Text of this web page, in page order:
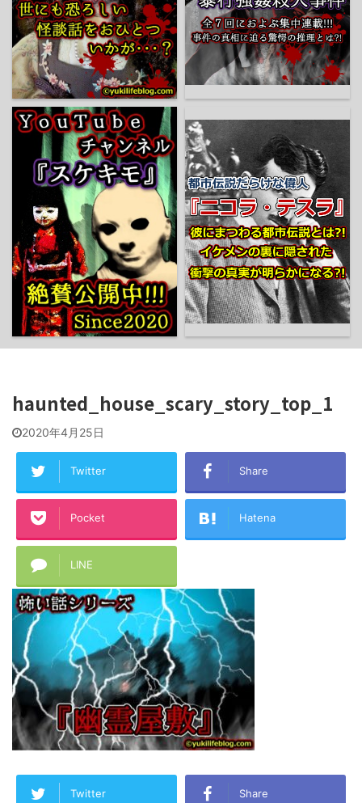
haunted_house_scary_story_top_1
2020年4月25日
Twitter Share
Pocket Hatena
LINE
Twitter Share